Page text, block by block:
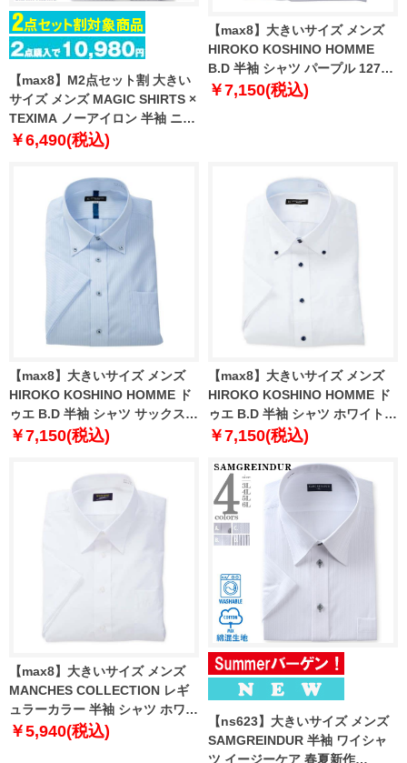
【max8】M2点セット割 大きい
サイズ メンズ MAGIC SHIRTS ×
TEXIMA ノーアイロン 半袖 ニッ
ト ワイシャツ ボタンダウン 吸水
ms-240209bd
￥6,490(税込)
【max8】大きいサイズ メンズ
HIROKO KOSHINO HOMME
B.D 半袖 シャツ パープル 1277-
5222-1 4L 5L 6L 7L 8L 9L 10L
￥7,150(税込)
【max8】大きいサイズ メンズ
HIROKO KOSHINO HOMME ド
ゥエ B.D 半袖 シャツ サックス
1277-5221-1 3L 4L 5L 6L 7L 8L
￥7,150(税込)
【max8】大きいサイズ メンズ
HIROKO KOSHINO HOMME ド
ゥエ B.D 半袖 シャツ ホワイト
1277-5220-1 4L 5L 6L 7L 8L 9L
￥7,150(税込)
【max8】大きいサイズ メンズ
MANCHES COLLECTION レギ
ュラーカラー 半袖 シャツ ホワイ
ト 1277-5225-1 3L 4L 5L 6L 7L
￥5,940(税込)
【ns623】大きいサイズ メンズ
SAMGREINDUR 半袖 ワイシャ
ツ イージーケア 春夏新作